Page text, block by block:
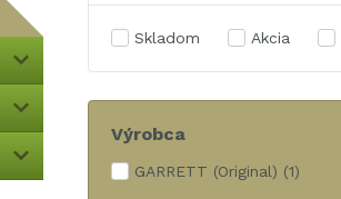
Skladom Akcia
Výrobca
GARRETT (Original) (1)